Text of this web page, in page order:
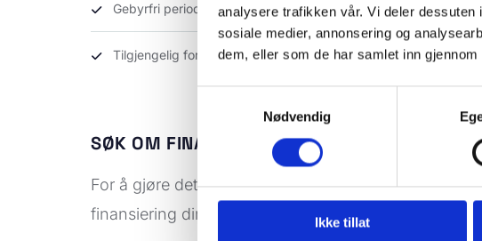
analysere trafikken vår. Vi deler
sosiale medier, annonsering og
dem, eller som de har samlet inn
Nødvendig
Ikke tillat
Gebyrfri periode – Inntil 60 dager uten gebyrer
Tilgjengelig for alle våre tjenester og produkter – Bruk
SØK OM FINANSIERING
For å gjøre det så enkelt som mulig, kan du søke om
finansiering direkte på nett via Resurs Bank.